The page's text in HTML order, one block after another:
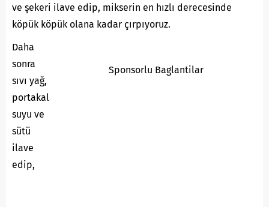
ve şekeri ilave edip, mikserin en hızlı derecesinde
köpük köpük olana kadar çırpıyoruz.
Sponsorlu Baglantilar
Daha
sonra
sıvı yağ,
portakal
suyu ve
sütü
ilave
edip,